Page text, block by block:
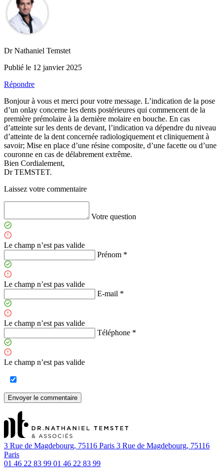
Dr Nathaniel Temstet
Publié le 12 janvier 2025
Répondre
Bonjour à vous et merci pour votre message. L’indication de la pose
d’un onlay concerne les dents postérieures qui commencent de la
première prémolaire à la dernière molaire en bouche. En cas
d’atteinte sur les dents de devant, l’indication va dépendre du niveau
d’atteinte de la dent concernée radiologiquement et cliniquement à
savoir; Mise en place d’une résine composite, d’une facette ou d’une
couronne en cas de délabrement extrême.
Bien Cordialement,
Dr TEMSTET.
Laissez votre commentaire
Votre question
Le champ n’est pas valide
Prénom *
Le champ n’est pas valide
E-mail *
Le champ n’est pas valide
Téléphone *
Le champ n’est pas valide
Envoyer le commentaire
3 Rue de Magdebourg, 75116 Paris 3 Rue de Magdebourg, 75116
Paris
01 46 22 83 99 01 46 22 83 99